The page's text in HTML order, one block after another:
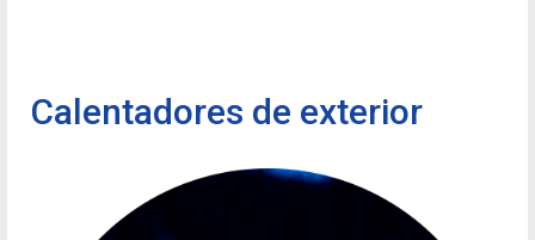
Calentadores de exterior